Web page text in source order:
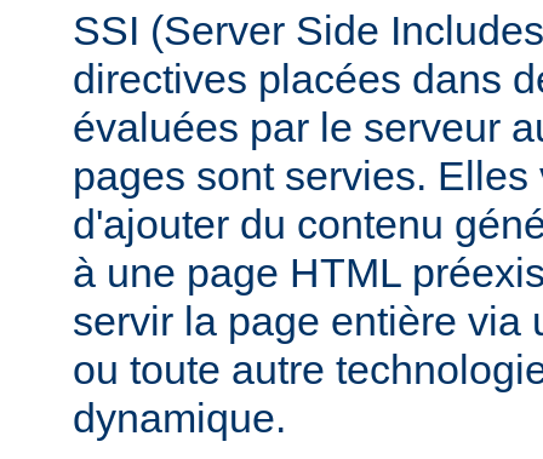
SSI (Server Side
directives placées dans
évaluées par le serveur
pages sont servies.
d'ajouter du contenu
à une page HTML
servir la page entière via
ou toute autre
dynamique.